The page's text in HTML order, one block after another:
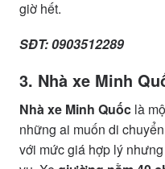
giờ hết.
SĐT: 0903512289
3. Nhà xe Minh
Nhà xe Minh Quốc là
những ai muốn di
với mức giá hợp lý